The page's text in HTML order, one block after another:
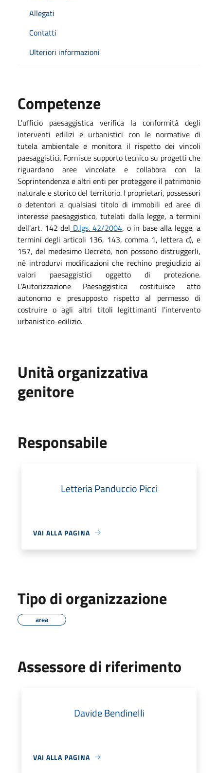
Allegati
Contatti
Ulteriori informazioni
Competenze
L'ufficio paesaggistica verifica la conformità degli
interventi edilizi e urbanistici con le normative di
tutela ambientale e monitora il rispetto dei vincoli
paesaggistici. Fornisce supporto tecnico su progetti che
riguardano aree vincolate e collabora con la
Soprintendenza e altri enti per proteggere il patrimonio
naturale e storico del territorio. I proprietari, possessori
o detentori a qualsiasi titolo di immobili ed aree di
interesse paesaggistico, tutelati dalla legge, a termini
dell'art. 142 del D.lgs. 42/2004, o in base alla legge, a
termini degli articoli 136, 143, comma 1, lettera d), e
157, del medesimo Decreto, non possono distruggerli,
nè introdurvi modificazioni che rechino pregiudizio ai
valori paesaggistici oggetto di protezione.
L'Autorizzazione Paesaggistica costituisce atto
autonomo e presupposto rispetto al permesso di
costruire o agli altri titoli legittimanti l'intervento
urbanistico-edilizio.
Unità organizzativa
genitore
Responsabile
Letteria Panduccio Picci
VAI ALLA PAGINA
Tipo di organizzazione
area
Assessore di riferimento
Davide Bendinelli
VAI ALLA PAGINA